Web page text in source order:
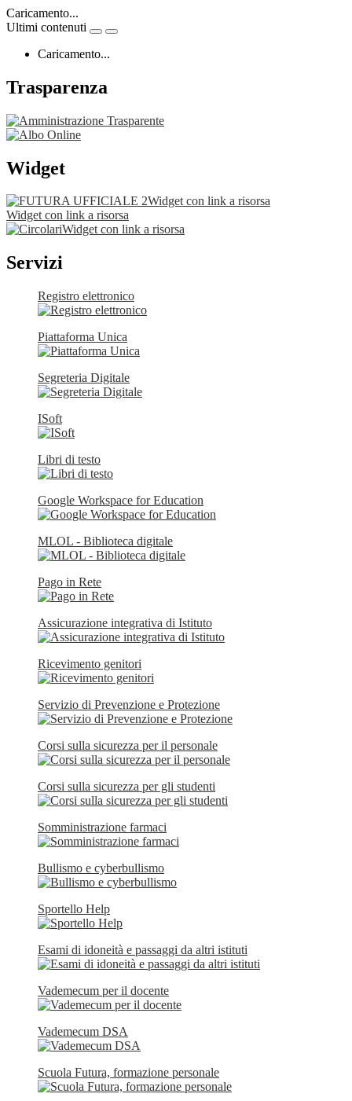
Caricamento...
Ultimi contenuti
Caricamento...
Trasparenza
Widget
Widget con link a risorsa
Widget con link a risorsa
Widget con link a risorsa
Servizi
Registro elettronico
Piattaforma Unica
Segreteria Digitale
ISoft
Libri di testo
Google Workspace for Education
MLOL - Biblioteca digitale
Pago in Rete
Assicurazione integrativa di Istituto
Ricevimento genitori
Servizio di Prevenzione e Protezione
Corsi sulla sicurezza per il personale
Corsi sulla sicurezza per gli studenti
Somministrazione farmaci
Bullismo e cyberbullismo
Sportello Help
Esami di idoneità e passaggi da altri istituti
Vademecum per il docente
Vademecum DSA
Scuola Futura, formazione personale